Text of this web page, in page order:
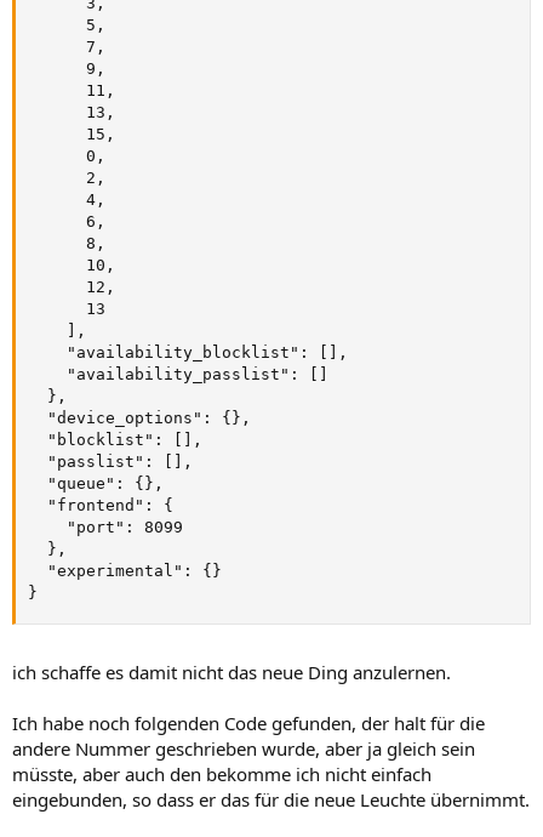
      5,
      7,
      9,
      11,
      13,
      15,
      0,
      2,
      4,
      6,
      8,
      10,
      12,
      13
    ],
    "availability_blocklist": [],
    "availability_passlist": []
  },
  "device_options": {},
  "blocklist": [],
  "passlist": [],
  "queue": {},
  "frontend": {
    "port": 8099
  },
  "experimental": {}
}
ich schaffe es damit nicht das neue Ding anzulernen.
Ich habe noch folgenden Code gefunden, der halt für die
andere Nummer geschrieben wurde, aber ja gleich sein
müsste, aber auch den bekomme ich nicht einfach
eingebunden, so dass er das für die neue Leuchte übernimmt.